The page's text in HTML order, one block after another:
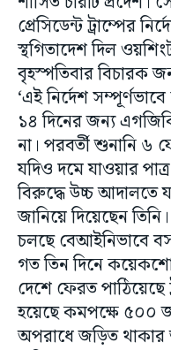
প্রেসিডেন্ট ট্রাম্পের
স্থগিতাদেশ দিল
বৃহস্পতিবার বিচারক
‘এই নির্দেশ
১৪ দিনের জন্য
না। পরবর্তী শুনানি ৬
যদিও দমে যাওয়ার
বিরুদ্ধে উচ্চ আদালতে
জানিয়ে দিয়েছেন
চলছে বেআইনিভাবে
গত তিন দিনে
দেশে ফেরত পাঠিয়েছে
হয়েছে কমপক্ষে ৫০০
অপরাধে জড়িত